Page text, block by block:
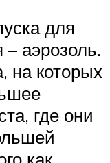
для
аэрозоль.
на которых
где они